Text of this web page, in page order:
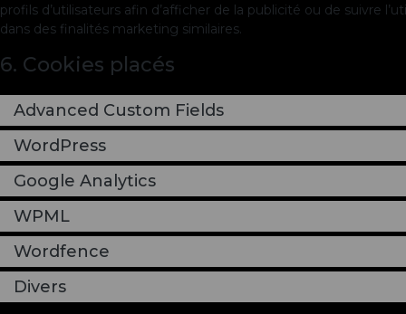
profils d’utilisateurs afin d’afficher de la publicité ou de suivre
dans des finalités marketing similaires.
6. Cookies placés
Advanced Custom Fields
WordPress
Google Analytics
WPML
Wordfence
Divers